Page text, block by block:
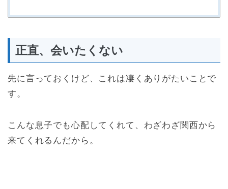
正直、会いたくない
先に言っておくけど、これは凄くありがたいことで
す。
こんな息子でも心配してくれて、わざわざ関西から
来てくれるんだから。